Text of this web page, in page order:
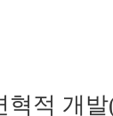
혁적 개